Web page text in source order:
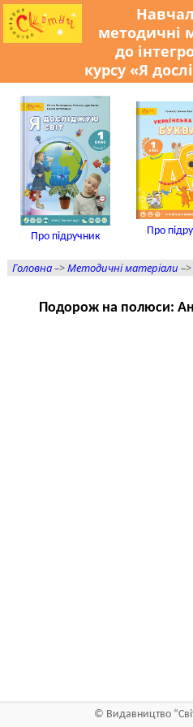
методичні
до
курсу «Я
Про підручник
Про
Головна–>Методичні матеріали –>
Подорож на полюси:
© Видавництво